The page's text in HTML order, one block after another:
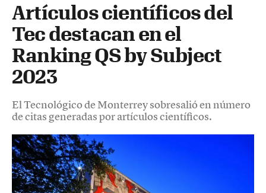
Artículos científicos del
Tec destacan en el
Ranking QS by Subject
2023
El Tecnológico de Monterrey sobresalió en número
de citas generadas por artículos científicos.